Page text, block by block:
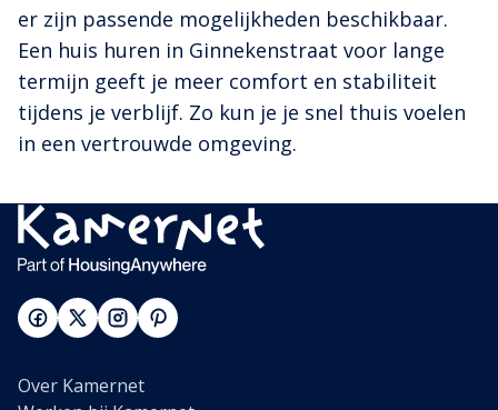
er zijn passende mogelijkheden beschikbaar.
Een huis huren in Ginnekenstraat voor lange
termijn geeft je meer comfort en stabiliteit
tijdens je verblijf. Zo kun je je snel thuis voelen
in een vertrouwde omgeving.
Over Kamernet